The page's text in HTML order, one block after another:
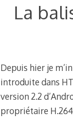
La
Depuis hier je
introduite dans
version 2.2
propriétaire